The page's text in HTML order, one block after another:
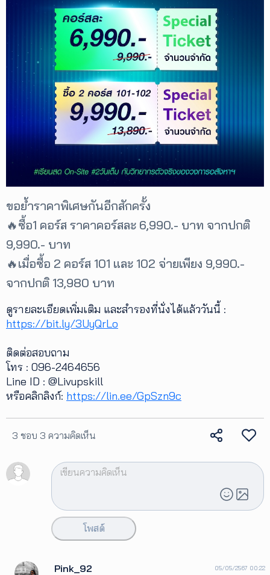
ขอย้ำราคาพิเศษกันอีกสักครั้ง
🔥ซื้อ1 คอร์ส ราคาคอร์สละ 6,990.- บาท จากปกติ
9,990.- บาท
🔥เมื่อซื้อ 2 คอร์ส 101 และ 102 จ่ายเพียง 9,990.-
จากปกติ 13,980 บาท
ดูรายละเอียดเพิ่มเติม และสำรองที่นั่งได้แล้ววันนี้ :
https://bit.ly/3UyQrLo
ติดต่อสอบถาม
โทร : 096-2464656
Line ID : @Livupskill
หรือคลิกลิงก์: https://lin.ee/GpSzn9c
3 ชอบ 3 ความคิดเห็น
โพสต์
Pink_92 05/05/2567 00:22